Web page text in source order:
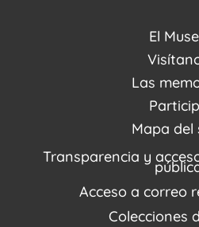
El
Acerca de
Reserva tus
Agenda /
Recorridos
Las
Centro de
Repositorio (MUSEO /
Narrativas
Enlaces de
Fondo
Mapa del
Transparencia y
Acceso a correo
Colecciones